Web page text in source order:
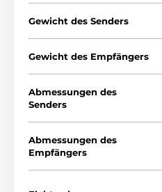
Gewicht des Senders
Gewicht des Empfängers
Abmessungen des
Senders
Abmessungen des
Empfängers